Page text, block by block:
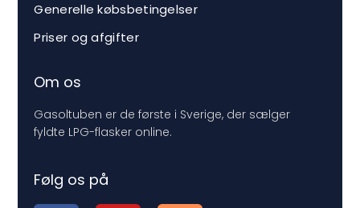
Generelle købsbetingelser
Priser og afgifter
Om os
Gasoltuben er de første i Sverige, der sælger
fyldte LPG-flasker online.
Følg os på